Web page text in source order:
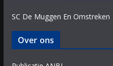
SC De Muggen En Omstreken
Over ons